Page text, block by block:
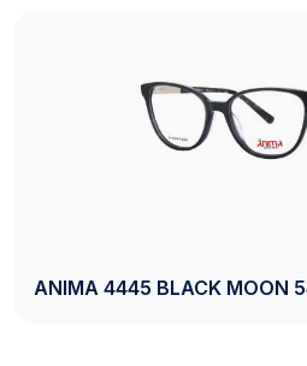
ANIMA 4445 BLACK MOON